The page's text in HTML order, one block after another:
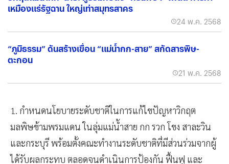
วิกฤตแม่น้ำกก–สาย! ผู้ร่วมก่อตั้ง "กรีนพีซฯ" โพสต์ การทำ
“ภูมิธรรม” ดันสร้างเขื่อน “แม่น้ำกก-สาย” สกัดสารพิษ-
1. กำหนดนโยบายระดับชาติในการแก้ไขปัญหาวิกฤต
มลพิษข้ามพรมแดน ในลุ่มแม่น้ำสาย กก รวก โขง สาละวิน
และกระบุรี พร้อมตั้งคณะทำงานระดับชาติที่มีส่วนร่วมจากผู้